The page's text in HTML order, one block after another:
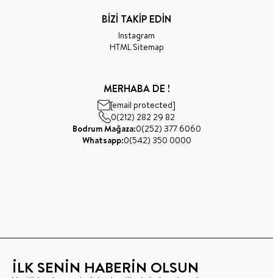
BİZİ TAKİP EDİN
Instagram
HTML Sitemap
MERHABA DE !
[email protected]
0(212) 282 29 82
Bodrum Mağaza:0(252) 377 6060
Whatsapp:0(542) 350 0000
İLK SENİN HABERİN OLSUN